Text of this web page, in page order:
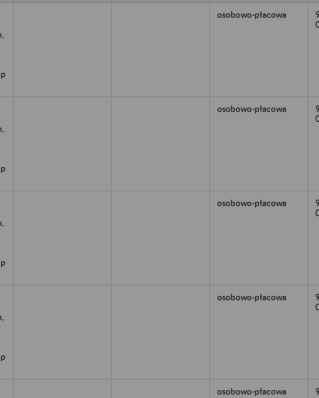
osobowo-płacowa
osobowo-płacowa
osobowo-płacowa
osobowo-płacowa
osobowo-płacowa